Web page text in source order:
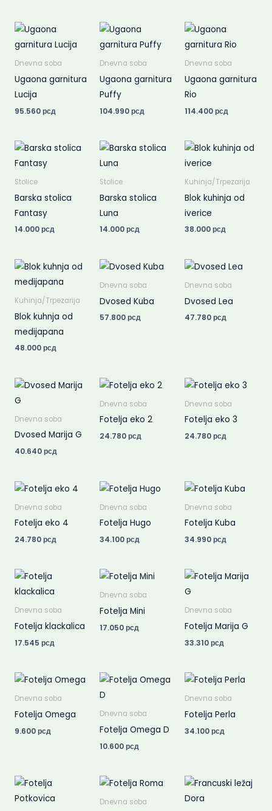
Dnevna soba
Ugaona garnitura
Lucija
95.560рсд
Dnevna soba
Ugaona garnitura
Puffy
104.990рсд
Dnevna soba
Ugaona garnitura
Rio
114.400рсд
Stolice
Barska stolica
Fantasy
14.000рсд
Stolice
Barska stolica
Luna
14.000рсд
Kuhinja/Trpezarija
Blok kuhinja od
iverice
38.000рсд
Kuhinja/Trpezarija
Blok kuhnja od
medijapana
48.000рсд
Dnevna soba
Dvosed Kuba
57.800рсд
Dnevna soba
Dvosed Lea
47.780рсд
Dnevna soba
Dvosed Marija G
40.640рсд
Dnevna soba
Fotelja eko 2
24.780рсд
Dnevna soba
Fotelja eko 3
24.780рсд
Dnevna soba
Fotelja eko 4
24.780рсд
Dnevna soba
Fotelja Hugo
34.100рсд
Dnevna soba
Fotelja Kuba
34.990рсд
Dnevna soba
Fotelja klackalica
17.545 рсд
Dnevna soba
Fotelja Mini
17.050рсд
Dnevna soba
Fotelja Marija G
33.310рсд
Dnevna soba
Fotelja Omega
9.600рсд
Dnevna soba
Fotelja Omega D
10.600рсд
Dnevna soba
Fotelja Perla
34.100рсд
Dnevna soba